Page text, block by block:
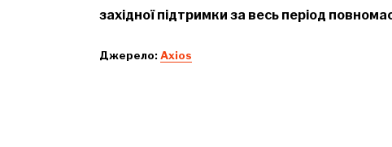
західної підтримки за весь період
Джерело: Axios